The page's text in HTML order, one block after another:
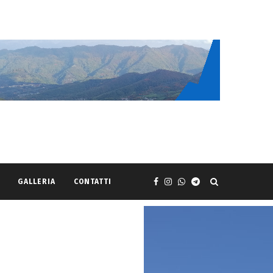
GALLERIA CONTATTI